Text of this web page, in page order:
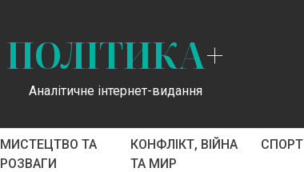
ПОЛІТИКА+
Аналітичне інтернет-видання
МИСТЕЦТВО ТА
РОЗВАГИ
КОНФЛІКТ, ВІЙНА
ТА МИР
СПОРТ